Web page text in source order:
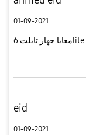
01-09-2021
eid
01-09-2021